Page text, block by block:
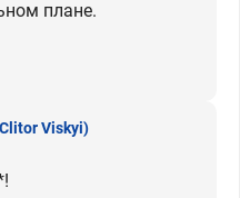
плане.
Viskyi)